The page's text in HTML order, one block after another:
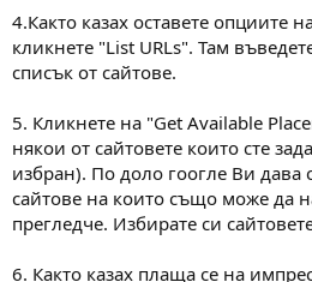
4.Както казах оставете опциите
кликнете "List URLs". Там
списък от сайтове.
5. Кликнете на "Get Available
някои от сайтовете които сте
избран). По доло гоогле Ви дава
сайтове на които също може да
прегледче. Избирате си
6. Както казах плаща се на